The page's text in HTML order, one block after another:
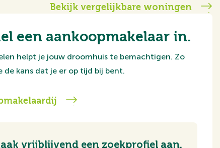
Bekijk vergelijkbare woningen
een aankoopmakelaar in.
helpt je jouw droomhuis te bemachtigen. Zo
de kans dat je er op tijd bij bent.
vrijblijvend een zoekprofiel aan.